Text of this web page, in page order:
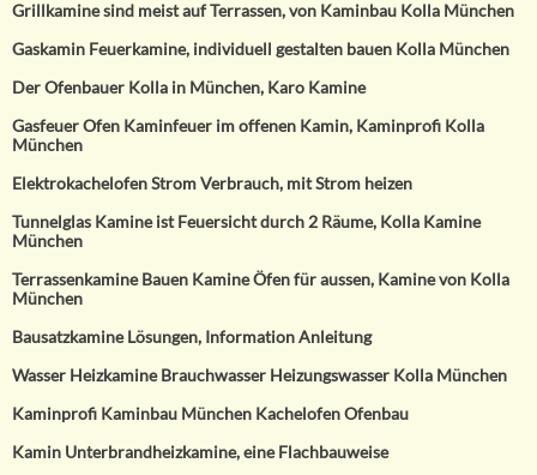
Grillkamine sind meist auf Terrassen, von Kaminbau Kolla München
Gaskamin Feuerkamine, individuell gestalten bauen Kolla München
Der Ofenbauer Kolla in München, Karo Kamine
Gasfeuer Ofen Kaminfeuer im offenen Kamin, Kaminprofi Kolla
München
Elektrokachelofen Strom Verbrauch, mit Strom heizen
Tunnelglas Kamine ist Feuersicht durch 2 Räume, Kolla Kamine
München
Terrassenkamine Bauen Kamine Öfen für aussen, Kamine von Kolla
München
Bausatzkamine Lösungen, Information Anleitung
Wasser Heizkamine Brauchwasser Heizungswasser Kolla München
Kaminprofi Kaminbau München Kachelofen Ofenbau
Kamin Unterbrandheizkamine, eine Flachbauweise